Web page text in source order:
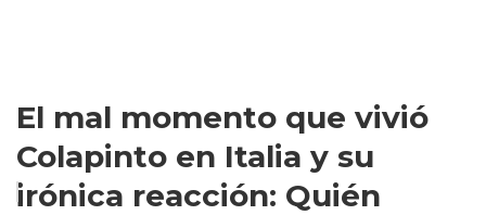
El mal momento que vivió
Colapinto en Italia y su
irónica reacción: Quién